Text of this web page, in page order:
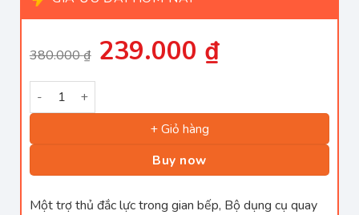
380.000₫
Giá
gốc
239.000 ₫Giá
Bộ dụng cụ quay vắt đa năng Unie US4000M dung tích 4L,
+ Giỏ hàng
Buy now
Một trợ thủ đắc lực trong gian bếp, Bộ dụng cụ quay